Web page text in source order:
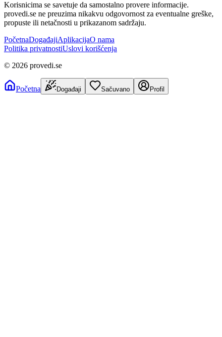
Korisnicima se savetuje da samostalno provere informacije.
provedi.se ne preuzima nikakvu odgovornost za eventualne greške,
propuste ili netačnosti u prikazanom sadržaju.
PočetnaDogađajiAplikacijaO nama
Politika privatnostiUslovi korišćenja
© 2026 provedi.se
Početna Događaji Sačuvano Profil